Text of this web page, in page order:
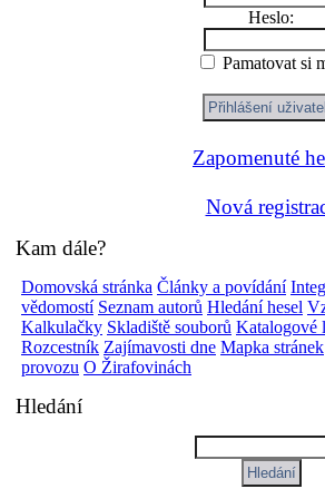
Heslo:
Pamatovat si
Zapomenuté
Nová
Kam dále?
Domovská stránka Články a povídání
vědomostí Seznam autorů Hledání hesel
Kalkulačky Skladiště souborů Katalogové
Rozcestník Zajímavosti dne Mapka stránek
provozu O Žirafovinách
Hledání